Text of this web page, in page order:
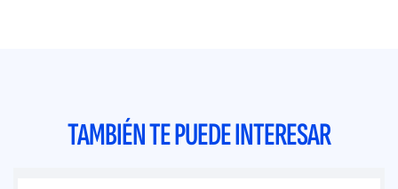
TAMBIÉN TE PUEDE INTERESAR